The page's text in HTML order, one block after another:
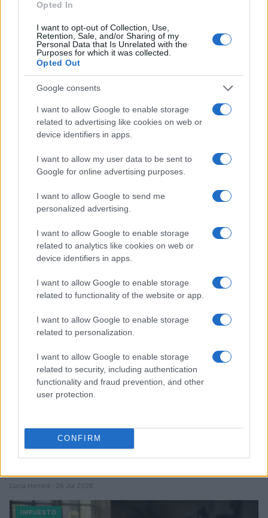
Opted In
I want to opt-out of Collection, Use,
Retention, Sale, and/or Sharing of my
Personal Data that Is Unrelated with the
Purposes for which it was collected.
Opted Out
Google consents
I want to allow Google to enable storage
related to advertising like cookies on web or
device identifiers in apps.
I want to allow my user data to be sent to
Google for online advertising purposes.
I want to allow Google to send me
personalized advertising.
I want to allow Google to enable storage
related to analytics like cookies on web or
device identifiers in apps.
I want to allow Google to enable storage
related to functionality of the website or app.
I want to allow Google to enable storage
related to personalization.
I want to allow Google to enable storage
related to security, including authentication
functionality and fraud prevention, and other
user protection.
CONFIRM
Sigue leyendo
IMPUESTO
Tributación de criptoactivos y carteras bajo el impuesto a
grandes fortunas
Diego Martín · 2 Ago 2026
Lucía Herrera · 26 Jul 2026
IMPUESTO